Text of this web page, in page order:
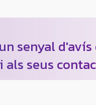
senyal
seus